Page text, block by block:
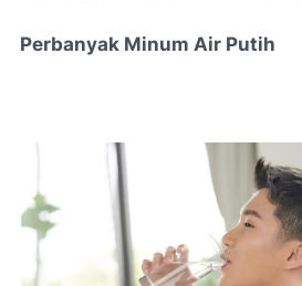
Perbanyak Minum Air Putih